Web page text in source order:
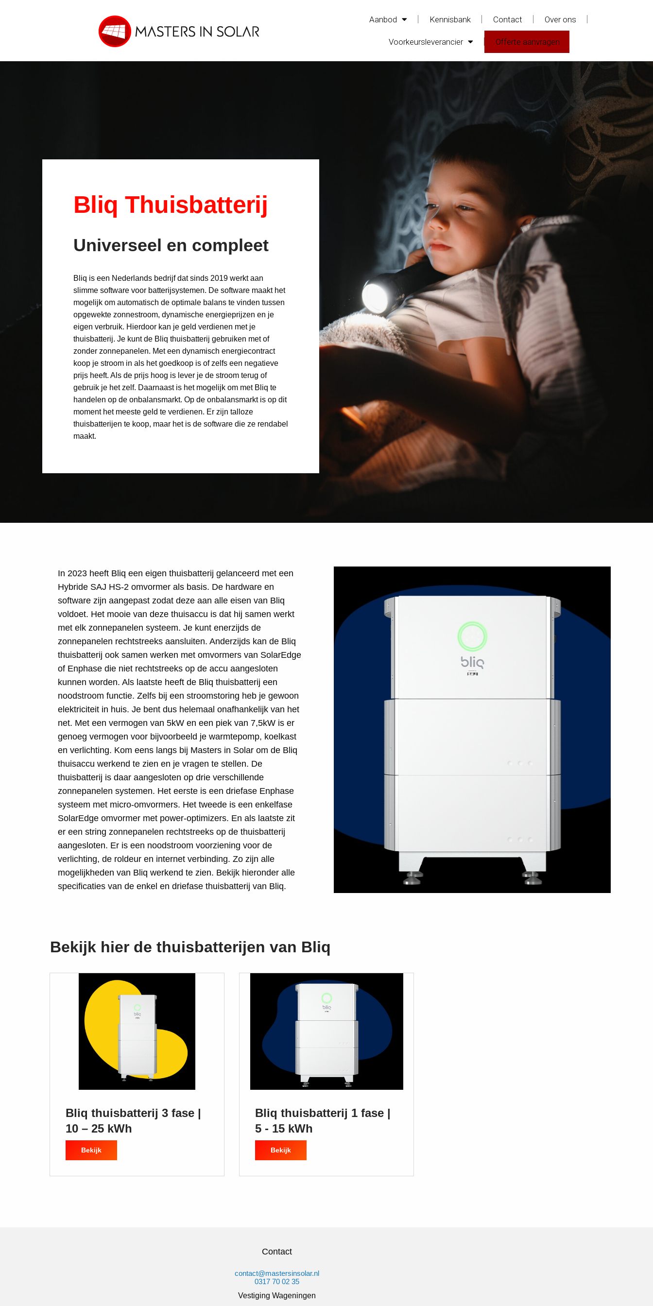
Aanbod Kennisbank Contact Over ons
Voorkeursleverancier Offerte aanvragen
Bliq Thuisbatterij
Universeel en compleet
Bliq is een Nederlands bedrijf dat sinds 2019 werkt aan
slimme software voor batterijsystemen. De software maakt het
mogelijk om automatisch de optimale balans te vinden tussen
opgewekte zonnestroom, dynamische energieprijzen en je
eigen verbruik. Hierdoor kan je geld verdienen met je
thuisbatterij. Je kunt de Bliq thuisbatterij gebruiken met of
zonder zonnepanelen. Met een dynamisch energiecontract
koop je stroom in als het goedkoop is of zelfs een negatieve
prijs heeft. Als de prijs hoog is lever je de stroom terug of
gebruik je het zelf. Daarnaast is het mogelijk om met Bliq te
handelen op de onbalansmarkt. Op de onbalansmarkt is op dit
moment het meeste geld te verdienen. Er zijn talloze
thuisbatterijen te koop, maar het is de software die ze rendabel
maakt.
In 2023 heeft Bliq een eigen thuisbatterij gelanceerd met een
Hybride SAJ HS-2 omvormer als basis. De hardware en
software zijn aangepast zodat deze aan alle eisen van Bliq
voldoet. Het mooie van deze thuisaccu is dat hij samen werkt
met elk zonnepanelen systeem. Je kunt enerzijds de
zonnepanelen rechtstreeks aansluiten. Anderzijds kan de Bliq
thuisbatterij ook samen werken met omvormers van SolarEdge
of Enphase die niet rechtstreeks op de accu aangesloten
kunnen worden. Als laatste heeft de Bliq thuisbatterij een
noodstroom functie. Zelfs bij een stroomstoring heb je gewoon
elektriciteit in huis. Je bent dus helemaal onafhankelijk van het
net. Met een vermogen van 5kW en een piek van 7,5kW is er
genoeg vermogen voor bijvoorbeeld je warmtepomp, koelkast
en verlichting. Kom eens langs bij Masters in Solar om de Bliq
thuisaccu werkend te zien en je vragen te stellen. De
thuisbatterij is daar aangesloten op drie verschillende
zonnepanelen systemen. Het eerste is een driefase Enphase
systeem met micro-omvormers. Het tweede is een enkelfase
SolarEdge omvormer met power-optimizers. En als laatste zit
er een string zonnepanelen rechtstreeks op de thuisbatterij
aangesloten. Er is een noodstroom voorziening voor de
verlichting, de roldeur en internet verbinding. Zo zijn alle
mogelijkheden van Bliq werkend te zien. Bekijk hieronder alle
specificaties van de enkel en driefase thuisbatterij van Bliq.
Bekijk hier de thuisbatterijen van Bliq
Bliq thuisbatterij 3 fase |
10 – 25 kWh
Bekijk
Bliq thuisbatterij 1 fase |
5 - 15 kWh
Bekijk
Contact
contact@mastersinsolar.nl
0317 70 02 35
Vestiging Wageningen